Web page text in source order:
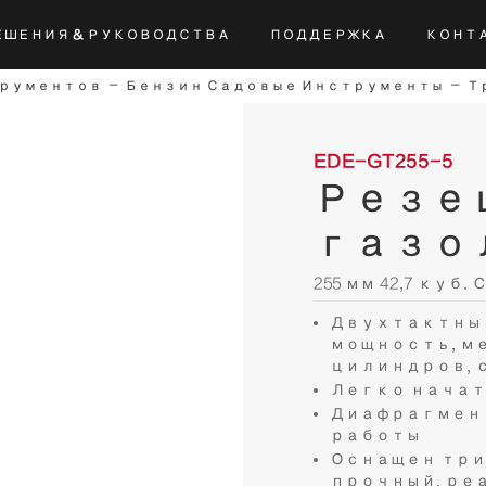
& РУКОВОДСТВА ПОДДЕРЖКА
Бензин Садовые Инструменты
EDE-GT255-5
255 мм 42,7 куб.
мощность,
цилиндров,
Легко
работы
Оснащен
прочный,